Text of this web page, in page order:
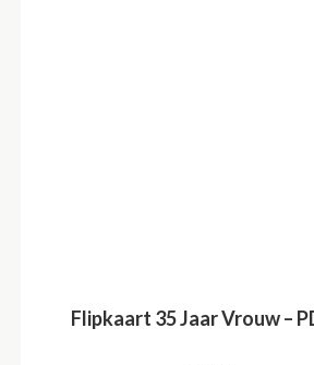
Flipkaart 35 Jaar Vrouw –